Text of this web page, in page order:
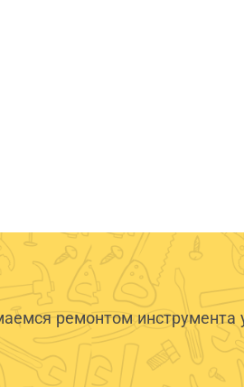
ремонтом инструмента